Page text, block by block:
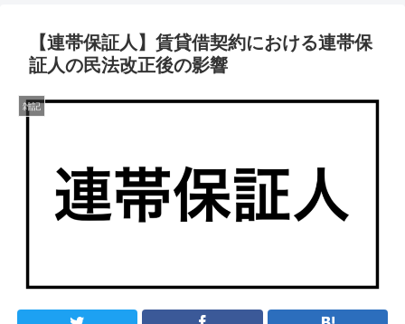
【連帯保証人】賃貸借契約における連帯保
証人の民法改正後の影響
雑記